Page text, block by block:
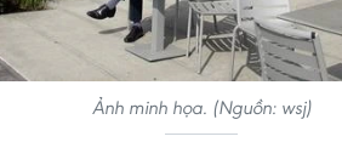
Ảnh minh họa. (Nguồn: wsj)